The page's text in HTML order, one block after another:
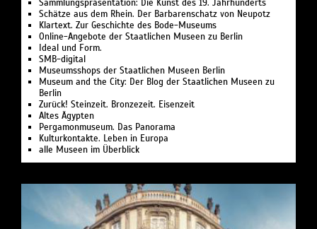
Sammlungspräsentation: Die Kunst des 19. Jahrhunderts
Schätze aus dem Rhein. Der Barbarenschatz von Neupotz
Klartext. Zur Geschichte des Bode-Museums
Online-Angebote der Staatlichen Museen zu Berlin
Ideal und Form.
SMB-digital
Museumsshops der Staatlichen Museen Berlin
Museum and the City: Der Blog der Staatlichen Museen zu
Berlin
Zurück! Steinzeit. Bronzezeit. Eisenzeit
Altes Ägypten
Pergamonmuseum. Das Panorama
Kulturkontakte. Leben in Europa
alle Museen im Überblick